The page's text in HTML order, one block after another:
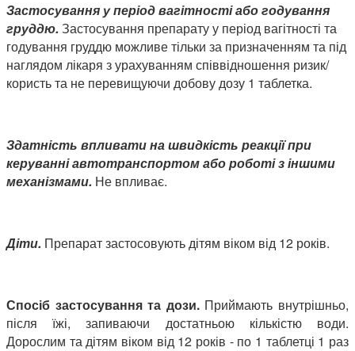
Застосування у період вагітності або годування
груддю. Застосування препарату у період вагітності та
годування груддю можливе тільки за призначенням та під
наглядом лікаря з урахуванням співвідношення ризик/
користь та не перевищуючи добову дозу 1 таблетка.
Здатність впливати на швидкість реакції при
керуванні автотранспортом або роботі з іншими
механізмами. Не впливає.
Діти. Препарат застосовують дітям віком від 12 років.
Спосіб застосування та дози. Приймають внутрішньо,
після їжі, запиваючи достатньою кількістю води.
Дорослим та дітям віком від 12 років - по 1 таблетці 1 раз